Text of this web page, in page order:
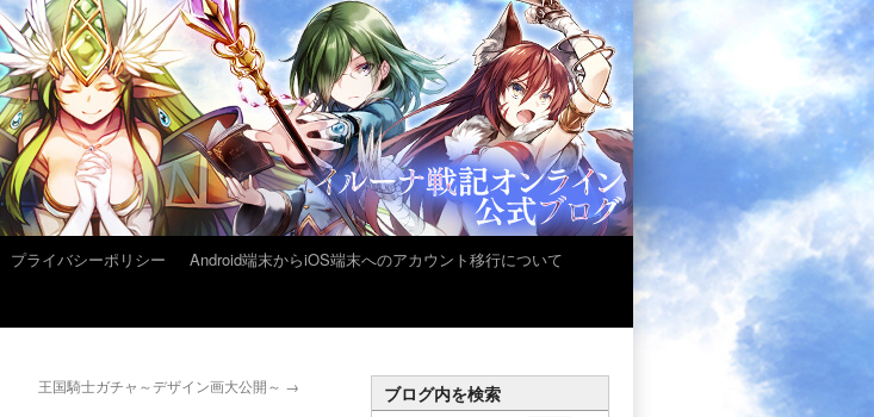
プライバシーポリシー
Android端末からiOS端末へのアカウント移行について
王国騎士ガチャ～デザイン画大公開～ → ブログ内を検索